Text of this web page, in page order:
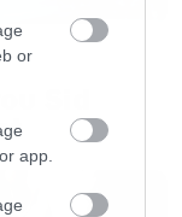
or
app.
Sid